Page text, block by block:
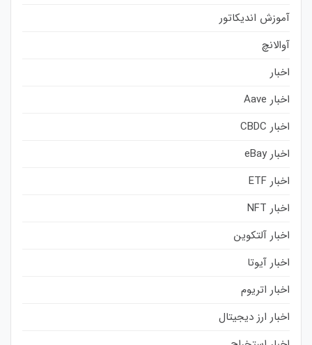
آموزش اندیکاتور
آوالانچ
اخبار
اخبار Aave
اخبار CBDC
اخبار eBay
اخبار ETF
اخبار NFT
اخبار آلتکوین
اخبار آیوتا
اخبار اتریوم
اخبار ارز دیجیتال